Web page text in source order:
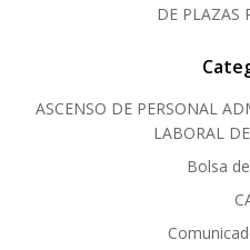
DE PLAZAS
ASCENSO DE PERSONAL
LABORAL
Bolsa